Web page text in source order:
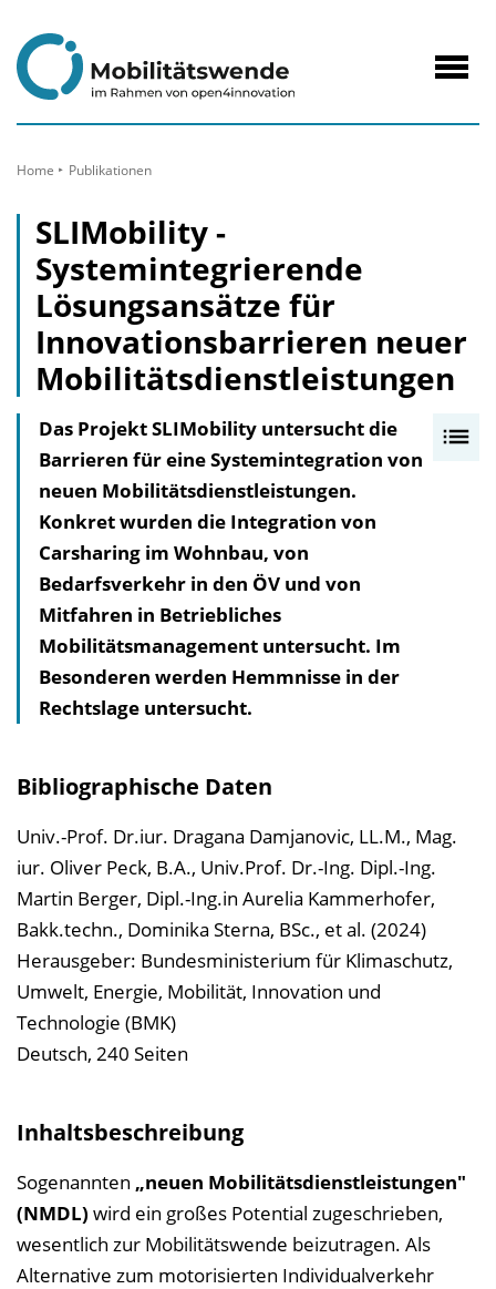
Inhalt
Home Publikationen
SLIMobility -
Systemintegrierende
Lösungsansätze für
Innovationsbarrieren neuer
Mobilitätsdienstleistungen
c
s
n
d
n
Das Projekt SLIMobility untersucht die
Barrieren für eine Systemintegration von
neuen Mobilitätsdienstleistungen.
Konkret wurden die Integration von
Carsharing im Wohnbau, von
Bedarfsverkehr in den ÖV und von
Mitfahren in Betriebliches
Mobilitätsmanagement untersucht. Im
Besonderen werden Hemmnisse in der
Rechtslage untersucht.
Bibliographische Daten
Univ.-Prof. Dr.iur. Dragana Damjanovic, LL.M., Mag.
iur. Oliver Peck, B.A., Univ.Prof. Dr.-Ing. Dipl.-Ing.
Martin Berger, Dipl.-Ing.in Aurelia Kammerhofer,
Bakk.techn., Dominika Sterna, BSc., et al. (2024)
Herausgeber: Bundesministerium für Klimaschutz,
Umwelt, Energie, Mobilität, Innovation und
Technologie (BMK)
Deutsch, 240 Seiten
Inhaltsbeschreibung
Sogenannten „neuen Mobilitätsdienstleistungen"
(NMDL) wird ein großes Potential zugeschrieben,
wesentlich zur Mobilitätswende beizutragen. Als
Alternative zum motorisierten Individualverkehr